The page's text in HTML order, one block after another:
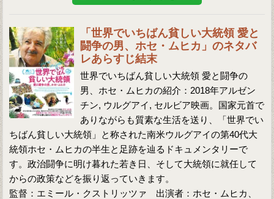
「世界でいちばん貧しい大統領 愛と
闘争の男、ホセ・ムヒカ」のネタバ
レあらすじ結末
世界でいちばん貧しい大統領 愛と闘争の
男、ホセ・ムヒカの紹介：2018年アルゼン
チン, ウルグアイ, セルビア映画。国家元首で
ありながらも質素な生活を送り、「世界でい
ちばん貧しい大統領」と称された南米ウルグアイの第40代大
統領ホセ・ムヒカの半生と足跡を辿るドキュメンタリーで
す。政治闘争に明け暮れた若き日、そして大統領に就任して
からの政策などを振り返っていきます。
監督：エミール・クストリッツァ 出演者：ホセ・ムヒカ、